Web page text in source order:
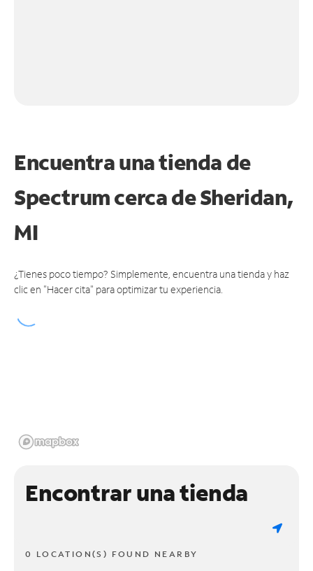
Encuentra una tienda de
Spectrumcerca de Sheridan,
MI
¿Tienes poco tiempo? Simplemente, encuentra una tienda y haz
clic en "Hacer cita" para optimizar tu experiencia.
Encontrar una tienda
0 LOCATION(S) FOUND NEARBY